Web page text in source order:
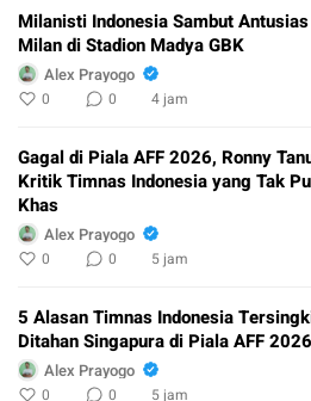
Milanisti Indonesia Sambut
Milan di Stadion Madya GBK
Alex Prayogo
0 0 4 jam
Gagal di Piala AFF 2026, Ronny
Kritik Timnas Indonesia yang Tak
Khas
Alex Prayogo
0 0 5 jam
5 Alasan Timnas Indonesia
Ditahan Singapura di Piala AFF 2026
Alex Prayogo
0 0 5 jam